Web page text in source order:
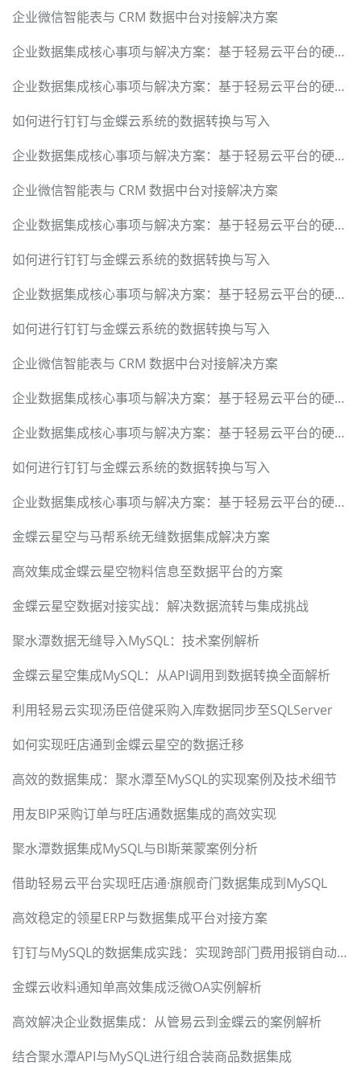
企业微信智能表与 CRM 数据中台对接解决方案
企业数据集成核心事项与解决方案：基于轻易云平台的硬核实践指南
企业数据集成核心事项与解决方案：基于轻易云平台的硬核实践指南
如何进行钉钉与金蝶云系统的数据转换与写入
企业数据集成核心事项与解决方案：基于轻易云平台的硬核实践指南
企业微信智能表与 CRM 数据中台对接解决方案
企业数据集成核心事项与解决方案：基于轻易云平台的硬核实践指南
如何进行钉钉与金蝶云系统的数据转换与写入
企业数据集成核心事项与解决方案：基于轻易云平台的硬核实践指南
如何进行钉钉与金蝶云系统的数据转换与写入
企业微信智能表与 CRM 数据中台对接解决方案
企业数据集成核心事项与解决方案：基于轻易云平台的硬核实践指南
企业数据集成核心事项与解决方案：基于轻易云平台的硬核实践指南
如何进行钉钉与金蝶云系统的数据转换与写入
企业数据集成核心事项与解决方案：基于轻易云平台的硬核实践指南
金蝶云星空与马帮系统无缝数据集成解决方案
高效集成金蝶云星空物料信息至数据平台的方案
金蝶云星空数据对接实战：解决数据流转与集成挑战
聚水潭数据无缝导入MySQL：技术案例解析
金蝶云星空集成MySQL：从API调用到数据转换全面解析
利用轻易云实现汤臣倍健采购入库数据同步至SQLServer
如何实现旺店通到金蝶云星空的数据迁移
高效的数据集成：聚水潭至MySQL的实现案例及技术细节
用友BIP采购订单与旺店通数据集成的高效实现
聚水潭数据集成MySQL与BI斯莱蒙案例分析
借助轻易云平台实现旺店通·旗舰奇门数据集成到MySQL
高效稳定的领星ERP与数据集成平台对接方案
钉钉与MySQL的数据集成实践：实现跨部门费用报销自动化
金蝶云收料通知单高效集成泛微OA实例解析
高效解决企业数据集成：从管易云到金蝶云的案例解析
结合聚水潭API与MySQL进行组合装商品数据集成